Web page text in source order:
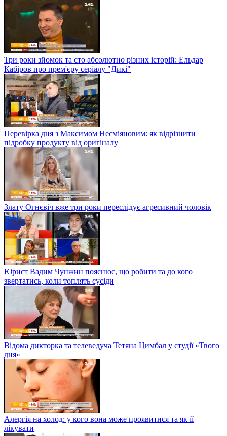
Три роки зйомок та сто абсолютно різних історій: Ельдар
Кабіров про прем'єру серіалу "Дикі"
Перевірка дня з Максимом Несміяновим: як відрізнити
підробку продукту від оригіналу
Злату Огнєвіч вже три роки переслідує агресивний чоловік
Юрист Вадим Чунжин пояснює, що робити та до кого
звертатись, коли топлять сусіди
Відома дикторка та телеведуча Тетяна Цимбал у студії «Твого
дня»
Алергія на холод: у кого вона може проявитися та як її
лікувати